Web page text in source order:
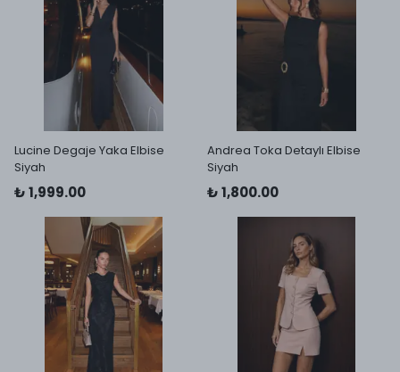
Lucine Degaje Yaka Elbise
Siyah
₺ 1,999.00
Andrea Toka Detaylı Elbise
Siyah
₺ 1,800.00